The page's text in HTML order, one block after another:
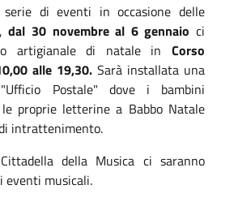
di eventi in occasione delle
dal 30 novembre al 6 gennaio ci
artigianale di natale in Corso
alle 19,30. Sarà installata una
Postale" dove i bambini
proprie letterine a Babbo Natale
intrattenimento.
della Musica ci saranno
eventi musicali.